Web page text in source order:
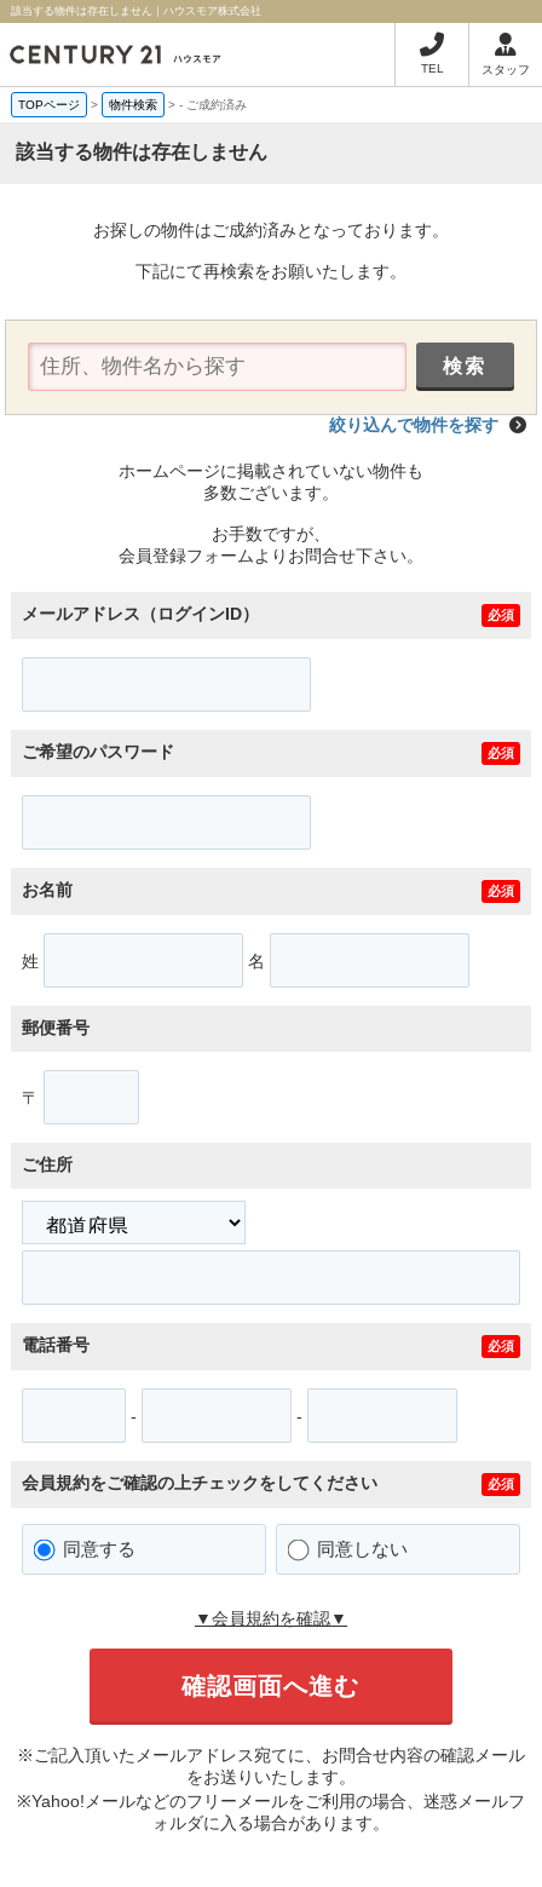
該当する物件は存在しません｜ハウスモア株式会社
TEL スタッフ
TOPページ > 物件検索 >- ご成約済み
該当する物件は存在しません
お探しの物件はご成約済みとなっております。
下記にて再検索をお願いたします。
絞り込んで物件を探す
ホームページに掲載されていない物件も
多数ございます。
お手数ですが、
会員登録フォームよりお問合せ下さい。
メールアドレス（ログインID） 必須
ご希望のパスワード 必須
お名前 必須
姓 名
郵便番号
〒
ご住所
電話番号 必須
- -
会員規約をご確認の上チェックをしてください 必須
同意する 同意しない
▼会員規約を確認▼
※ご記入頂いたメールアドレス宛てに、お問合せ内容の確認メール
をお送りいたします。
※Yahoo!メールなどのフリーメールをご利用の場合、迷惑メールフ
ォルダに入る場合があります。